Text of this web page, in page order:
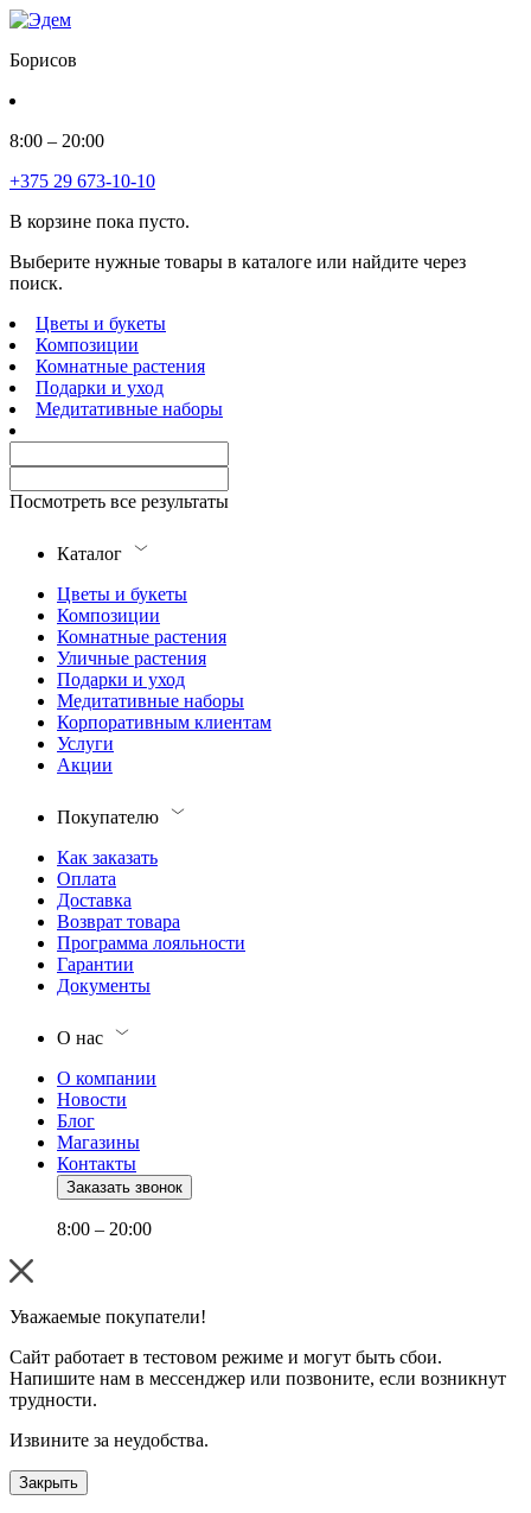
Борисов
8:00 – 20:00
+375 29 673-10-10
В корзине пока пусто.
Выберите нужные товары в каталоге или найдите через
поиск.
Цветы и букеты
Композиции
Комнатные растения
Подарки и уход
Медитативные наборы
Посмотреть все результаты
Каталог
Цветы и букеты
Композиции
Комнатные растения
Уличные растения
Подарки и уход
Медитативные наборы
Корпоративным клиентам
Услуги
Акции
Покупателю
Как заказать
Оплата
Доставка
Возврат товара
Программа лояльности
Гарантии
Документы
О нас
О компании
Новости
Блог
Магазины
Контакты
Заказать звонок
8:00 – 20:00
Уважаемые покупатели!
Сайт работает в тестовом режиме и могут быть сбои.
Напишите нам в мессенджер или позвоните, если возникнут
трудности.
Извините за неудобства.
Закрыть